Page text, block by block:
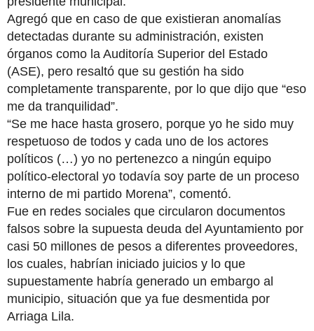
Agregó que en caso de que existieran anomalías
detectadas durante su administración, existen
órganos como la Auditoría Superior del Estado
(ASE), pero resaltó que su gestión ha sido
completamente transparente, por lo que dijo que “eso
me da tranquilidad”.
“Se me hace hasta grosero, porque yo he sido muy
respetuoso de todos y cada uno de los actores
políticos (…) yo no pertenezco a ningún equipo
político-electoral yo todavía soy parte de un proceso
interno de mi partido Morena”, comentó.
Fue en redes sociales que circularon documentos
falsos sobre la supuesta deuda del Ayuntamiento por
casi 50 millones de pesos a diferentes proveedores,
los cuales, habrían iniciado juicios y lo que
supuestamente habría generado un embargo al
municipio, situación que ya fue desmentida por
Arriaga Lila.